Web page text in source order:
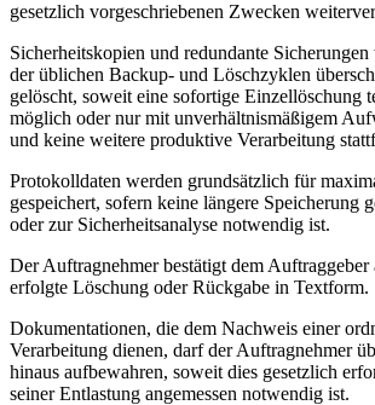
gesetzlich vorgeschriebenen Zwecken
Sicherheitskopien und redundante
der üblichen Backup- und Löschzyklen
gelöscht, soweit eine sofortige Einzellöschung
möglich oder nur mit unverhältnismäßigem
und keine weitere produktive Verarbeitung
Protokolldaten werden grundsätzlich für
gespeichert, sofern keine längere Speicherung
oder zur Sicherheitsanalyse notwendig ist.
Der Auftragnehmer bestätigt dem Auftraggeber
erfolgte Löschung oder Rückgabe in Textform.
Dokumentationen, die dem Nachweis einer
Verarbeitung dienen, darf der Auftragnehmer
hinaus aufbewahren, soweit dies gesetzlich
seiner Entlastung angemessen notwendig ist.